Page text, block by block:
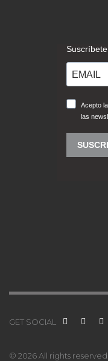
GET SOCIAL
© 2026 All rights reserved.